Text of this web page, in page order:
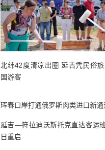
北纬42度清凉出圈 延吉凭民俗
国游客
珲春口岸打通俄罗斯肉类进口新通
延吉—符拉迪沃斯托克直达客运
日重启